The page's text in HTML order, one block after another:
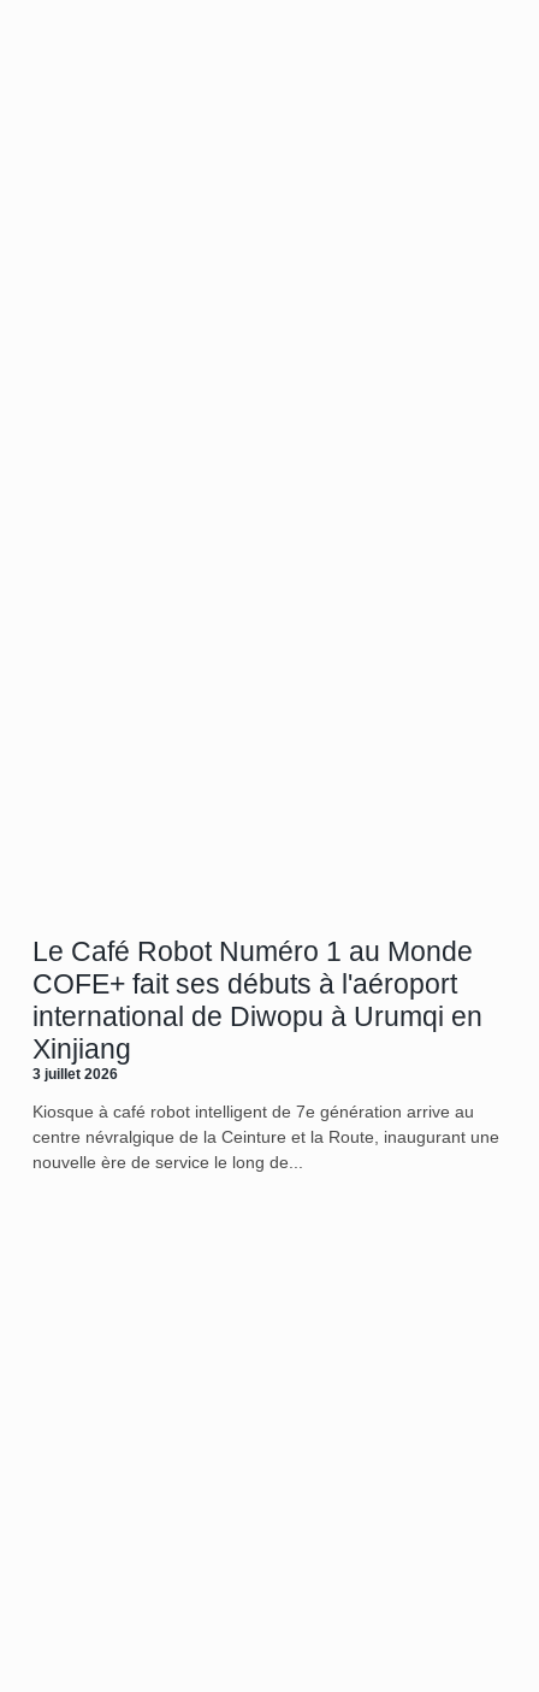
Le Café Robot Numéro 1 au Monde
COFE+ fait ses débuts à l'aéroport
international de Diwopu à Urumqi en
Xinjiang
3 juillet 2026
Kiosque à café robot intelligent de 7e génération arrive au
centre névralgique de la Ceinture et la Route, inaugurant une
nouvelle ère de service le long de...